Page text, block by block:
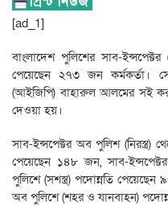
[ad_1]
বাংলাদেশ পুলিশের সাব-
পেয়েছেন ২৭৩ জন কর্মকর্তা।
(আইজিপি) বাহারুল আলমের সই
দেওয়া হয়।
সাব-ইন্সপেক্টর অব পুলিশ (নিরস্ত্র)
পেয়েছেন ১৪৮ জন, সাব-
পুলিশে (সশস্ত্র) পদোন্নতি পেয়েছেন
অব পুলিশে (শহর ও যানবাহন)